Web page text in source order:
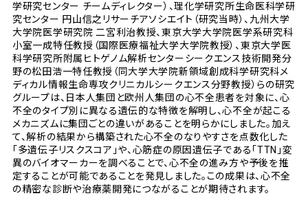
学研究センター チームディレクター）、理化学研究所生命医科学研
究センター 円山信之リサーチアソシエイト（研究当時）、九州大学
大学院医学研究院 二宮利治教授、東京大学大学院医学系研究科
小室一成特任教授（国際医療福祉大学大学院教授）、東京大学医
科学研究所附属ヒトゲノム解析センターシークエンス技術開発分
野の松田浩一特任教授（同大学大学院新領域創成科学研究科メ
ディカル情報生命専攻クリニカルシークエンス分野教授）らの研究
グループは、日本人集団と欧州人集団の心不全患者を対象に、心
不全のタイプ別に異なる遺伝的な特徴を解明し、心不全が起こる
メカニズムに集団ごとの違いがあることを明らかにしました。加え
て、解析の結果から構築された心不全のなりやすさを点数化した
「多遺伝子リスクスコア」や、心筋症の原因遺伝子である「TTN」変
異のバイオマーカーを調べることで、心不全の進み方や予後を推
定することが可能であることを発見しました。この成果は、心不全
の精密な診断や治療薬開発につながることが期待されます。